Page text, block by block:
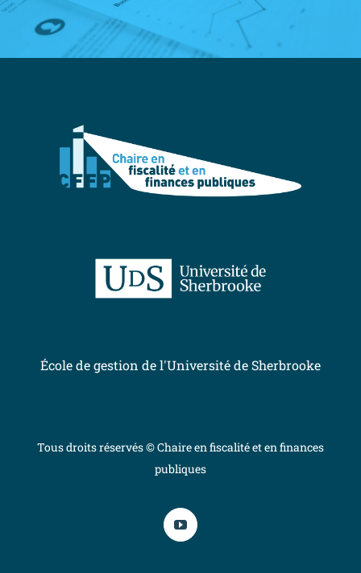
École de gestion de l'Université de Sherbrooke
Tous droits réservés © Chaire en fiscalité et en finances
publiques
YouTube